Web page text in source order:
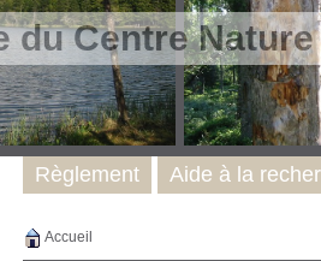
du Centre
Accueil
Règlement Aide à la